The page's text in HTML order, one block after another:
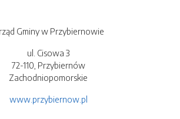
Gminy w Przybiernowie
ul. Cisowa 3
72-110, Przybiernów
Zachodniopomorskie
www.przybiernow.pl